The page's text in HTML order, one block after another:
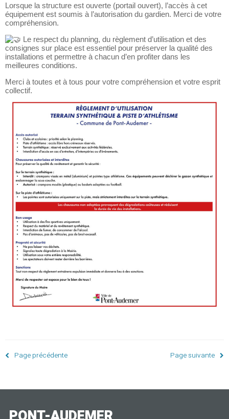
Lorsque la structure est ouverte (portail ouvert), l’accès à cet
équipement est soumis à l’autorisation du gardien. Merci de votre
compréhension.
Le respect du planning, du règlement d’utilisation et des
consignes sur place est essentiel pour préserver la qualité des
installations et permettre à chacun d’en profiter dans les
meilleures conditions.
Merci à toutes et à tous pour votre compréhension et votre esprit
collectif.
Page précédente Page suivante